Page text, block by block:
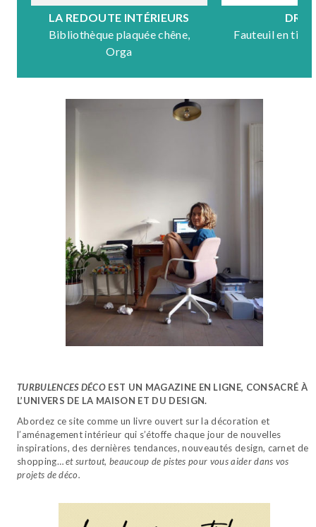
LA REDOUTE INTÉRIEURS
Bibliothèque plaquée chêne,
Orga
Fauteuil en
TURBULENCES DÉCO EST UN MAGAZINE EN LIGNE, CONSACRÉ À
L’UNIVERS DE LA MAISON ET DU DESIGN.
Abordez ce site comme un livre ouvert sur la décoration et
l’aménagement intérieur qui s’étoffe chaque jour de nouvelles
inspirations, des dernières tendances, nouveautés design, carnet de
shopping…et surtout, beaucoup de pistes pour vous aider dans vos
projets de déco.